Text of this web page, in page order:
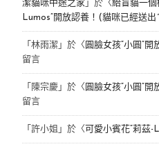
潔貓咪中途之家 」於〈給盲貓一個
Lumos”開放認養！(貓咪已經送出
「 林雨潔 」於〈 圓臉女孩“小圓”
留言
「 陳宗慶」於〈 圓臉女孩“小圓”
留言
「 許小姐 」於〈 可愛小賓花“莉茲-